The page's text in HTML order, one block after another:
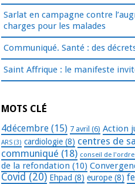
Sarlat en campagne contre
charges pour les malades
Communiqué. Santé : des
Saint Affrique : le manifeste
MOTS CLÉ
4décembre (15) 7 avril (6) Action
ARS (3) cardiologie (8) centres de
communiqué (18) conseil de
de la refondation (10)
Covid (20) Ehpad (8) europe (8)